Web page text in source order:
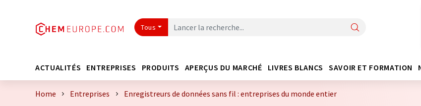
Tous
ACTUALITÉS ENTREPRISES PRODUITS APERÇUS DU MARCHÉ LIVRES BLANCS SAVOIR ET FORMATION
Home Entreprises Enregistreurs de données sans fil : entreprises du monde entier